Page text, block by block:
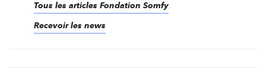
Tous les articles Fondation Somfy
Recevoir les news